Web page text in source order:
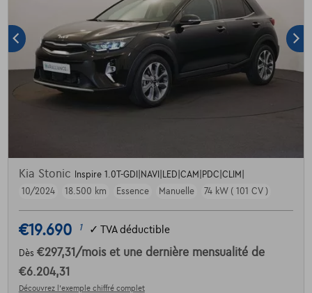
Kia Stonic
Inspire 1.0T-GDI|NAVI|LED|CAM|PDC|CLIM|
10/2024
18.500 km Essence Manuelle 74 kW ( 101 CV )
€19.690 1 ✓ TVA déductible
Dès €297,31 /mois et une dernière mensualité de
€6.204,31
Découvrez l’exemple chiffré complet